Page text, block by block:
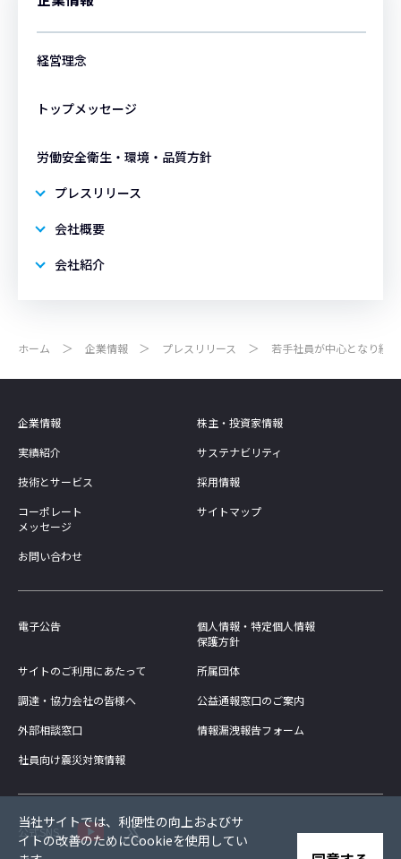
経営理念
トップメッセージ
労働安全衛生・環境・品質方針
プレスリリース
会社概要
会社紹介
ホーム 企業情報 プレスリリース 若手社員が中心となり経
企業情報
株主・投資家情報
実績紹介
サステナビリティ
技術とサービス
採用情報
コーポレート
メッセージ
サイトマップ
お問い合わせ
電子公告
個人情報・特定個人情報
保護方針
サイトのご利用にあたって
所属団体
調達・協力会社の皆様へ
公益通報窓口のご案内
外部相談窓口
情報漏洩報告フォーム
社員向け震災対策情報
公式SNS
当社サイトでは、利便性の向上およびサ
イトの改善のためにCookieを使用してい